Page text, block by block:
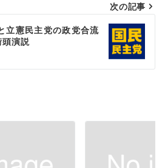
次の記事
立憲民主党の政党合流
演説